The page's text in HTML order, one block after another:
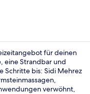
für deinen
eine Strandbar und
Schritte bis: Sidi Mehrez
verwöhnt,